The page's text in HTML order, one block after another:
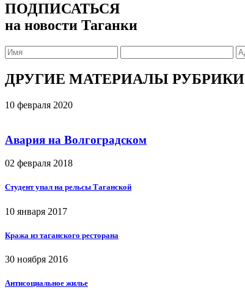
ПОДПИСАТЬСЯ
на новости Таганки
ДРУГИЕ МАТЕРИАЛЫ РУБРИКИ
10 февраля 2020
Авария на Волгоградском
02 февраля 2018
Студент упал на рельсы Таганской
10 января 2017
Кража из таганского ресторана
30 ноября 2016
Антисоциальное жилье